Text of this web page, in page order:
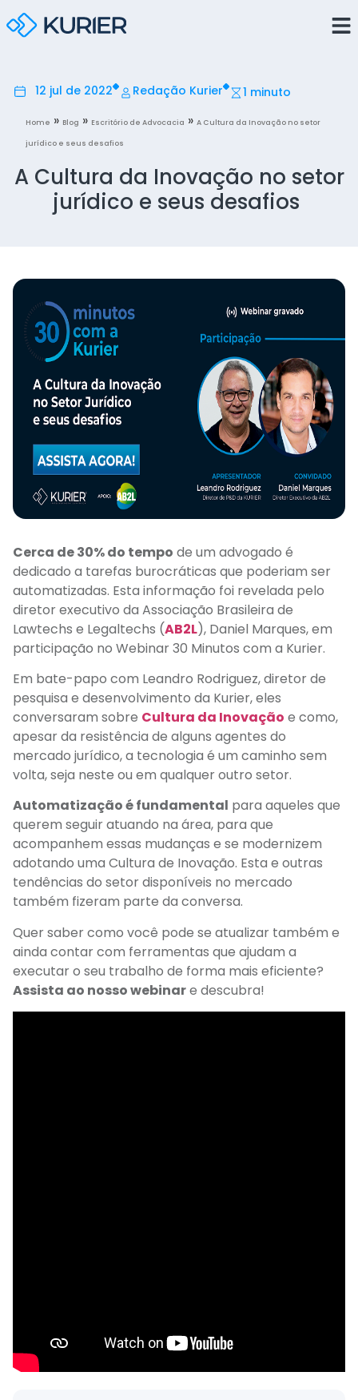
12 jul de 2022 Redação Kurier 1 minuto
Home » Blog » Escritório de Advocacia » A Cultura da Inovação no setor
jurídico e seus desafios
A Cultura da Inovação no setor
jurídico e seus desafios
Cerca de 30% do tempo de um advogado é
dedicado a tarefas burocráticas que poderiam ser
automatizadas. Esta informação foi revelada pelo
diretor executivo da Associação Brasileira de
Lawtechs e Legaltechs (AB2L), Daniel Marques, em
participação no Webinar 30 Minutos com a Kurier.
Em bate-papo com Leandro Rodriguez, diretor de
pesquisa e desenvolvimento da Kurier, eles
conversaram sobre Cultura da Inovação e como,
apesar da resistência de alguns agentes do
mercado jurídico, a tecnologia é um caminho sem
volta, seja neste ou em qualquer outro setor.
Automatização é fundamental para aqueles que
querem seguir atuando na área, para que
acompanhem essas mudanças e se modernizem
adotando uma Cultura de Inovação. Esta e outras
tendências do setor disponíveis no mercado
também fizeram parte da conversa.
Quer saber como você pode se atualizar também e
ainda contar com ferramentas que ajudam a
executar o seu trabalho de forma mais eficiente?
Assista ao nosso webinare descubra!